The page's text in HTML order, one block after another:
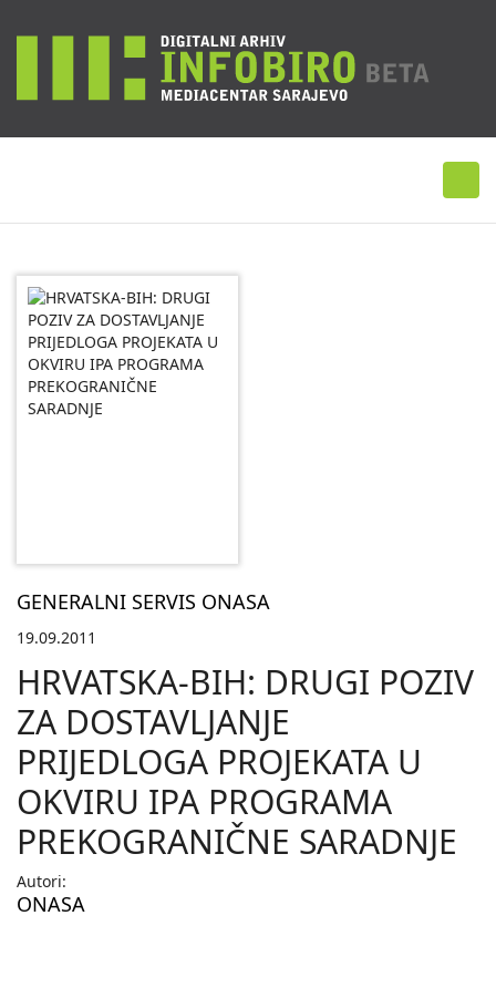
GENERALNI SERVIS ONASA
19.09.2011
HRVATSKA-BIH: DRUGI POZIV
ZA DOSTAVLJANJE
PRIJEDLOGA PROJEKATA U
OKVIRU IPA PROGRAMA
PREKOGRANIČNE SARADNJE
Autori:
ONASA